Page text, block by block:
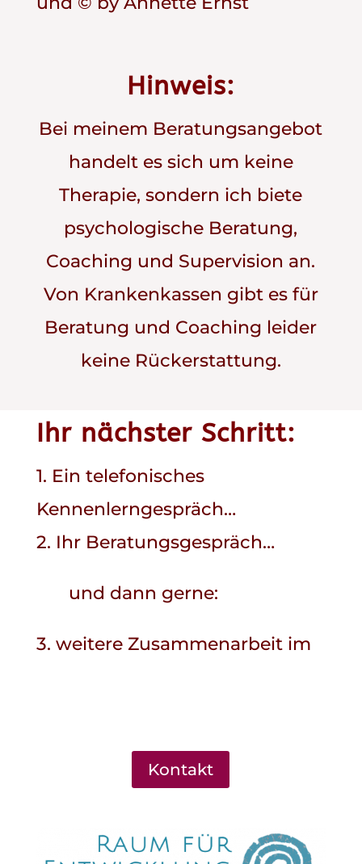
Hinweis:
Bei meinem Beratungsangebot
handelt es sich um keine
Therapie, sondern ich biete
psychologische Beratung,
Coaching und Supervision an.
Von Krankenkassen gibt es für
Beratung und Coaching leider
keine Rückerstattung.
Ihr nächster Schritt:
1. Ein telefonisches
Kennenlerngespräch…
2. Ihr Beratungsgespräch…
und dann gerne:
3. weitere Zusammenarbeit im
Kontakt